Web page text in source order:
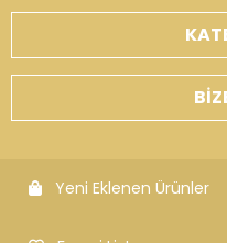
Yeni Eklenen Ürünler